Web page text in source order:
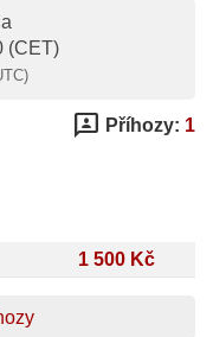
(CET)
3p Příhozy: 1
1 500 Kč